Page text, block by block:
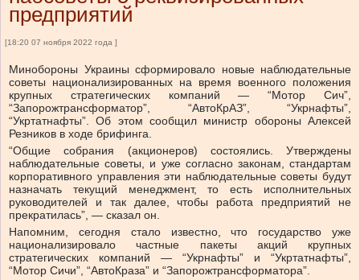
предприятий
[18:20 07 ноября 2022 года ]
Минобороны Украины сформировало новые наблюдательные
советы национализированных на время военного положения
крупных стратегических компаний — “Мотор Сич”,
“Запорожтрансформатор”, “АвтоКрАЗ”, “Укрнафты”,
“Укртатнафты”. Об этом сообщил министр обороны Алексей
Резников в ходе брифинга.
“Общие собрания (акционеров) состоялись. Утверждены
наблюдательные советы, и уже согласно законам, стандартам
корпоративного управления эти наблюдательные советы будут
назначать текущий менеджмент, то есть исполнительных
руководителей и так далее, чтобы работа предприятий не
прекратилась”, — сказал он.
Напомним, сегодня стало известно, что государство уже
национализировало частные пакеты акций крупных
стратегических компаний — “Укрнафты” и “Укртатнафты”,
“Мотор Сичи”, “АвтоКраза” и “Запорожтрансформатора”.